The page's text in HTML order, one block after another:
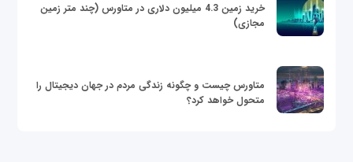
خرید زمین 4.3 میلیون دلاری در متاورس (چند متر زمین
مجازی)
متاورس چیست و چگونه زندگی مردم در جهان دیجیتال را
متحول خواهد کرد؟